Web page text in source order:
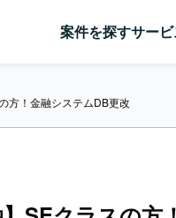
案件を探すサー
方！金融システムDB更改